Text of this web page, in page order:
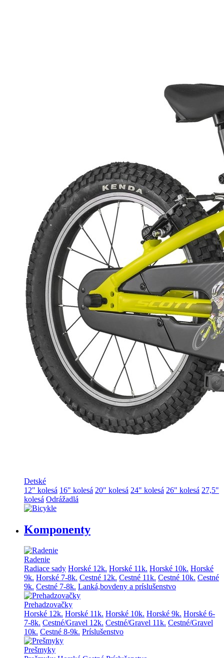
Detské
12" kolesá 16" kolesá 20" kolesá 24" kolesá 26" kolesá 27,5"
kolesá Odrážadlá
Komponenty
Radenie
Radiace sady Horské 12k. Horské 11k. Horské 10k. Horské
9k. Horské 7-8k. Cestné 12k. Cestné 11k. Cestné 10k. Cestné
9k. Cestné 7-8k. Lanká,bovdeny a príslušenstvo
Prehadzovačky
Horské 12k. Horské 11k. Horské 10k. Horské 9k. Horské 6-
7-8k. Cestné/Gravel 12k. Cestné/Gravel 11k. Cestné/Gravel
10k. Cestné 8-9k. Príslušenstvo
Prešmyky